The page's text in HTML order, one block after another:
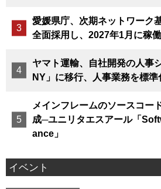
愛媛県庁、次期ネットワーク
全面採用し、2027年1月に稼働
ヤマト運輸、自社開発の人事
NY」に移行、人事業務を標
メインフレームのソースコー
成─ユニリタエスアール「
ance」
イベント